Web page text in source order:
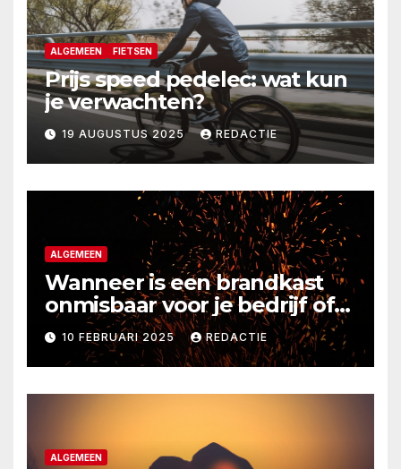
ALGEMEEN FIETSEN
Prijs speed pedelec: wat kun
je verwachten?
19 AUGUSTUS 2025 REDACTIE
ALGEMEEN
Wanneer is een brandkast
onmisbaar voor je bedrijf of
thuis?
10 FEBRUARI 2025 REDACTIE
ALGEMEEN